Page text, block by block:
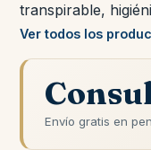
transpirable,
Ver todos los
Envío gratis en